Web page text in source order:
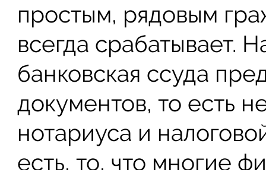
простым, рядовым
всегда срабатывает.
банковская ссуда
документов, то есть
нотариуса и
есть, то, что многие